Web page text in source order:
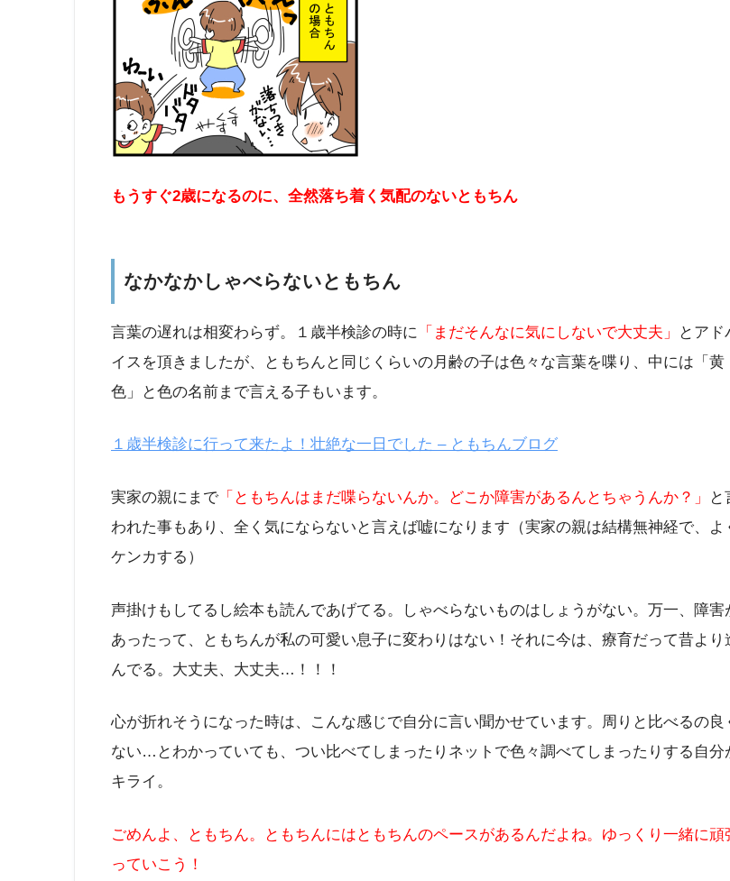
もうすぐ2歳になるのに、全然落ち着く気配のないともちん
なかなかしゃべらないともちん
言葉の遅れは相変わらず。１歳半検診の時に 「まだそんなに気にしないで大丈夫」
とアド
イスを頂きましたが、ともちんと同じくらいの月齢の子は色々な言葉を喋り、中には「黄
色」と色の名前まで言える子もいます。
１歳半検診に行って来たよ！壮絶な一日でした – ともちんブログ
実家の親にまで 「ともちんはまだ喋らないんか。どこか障害があるんとちゃうんか？」
と
われた事もあり、全く気にならないと言えば嘘になります（実家の親は結構無神経で、よ
ケンカする）
声掛けもしてるし絵本も読んであげてる。しゃべらないものはしょうがない。万一、障害
あったって、ともちんが私の可愛い息子に変わりはない！それに今は、療育だって昔より
んでる。大丈夫、大丈夫…！！！
心が折れそうになった時は、こんな感じで自分に言い聞かせています。周りと比べるの良
ない…とわかっていても、つい比べてしまったりネットで色々調べてしまったりする自分
キライ。
ごめんよ、ともちん。ともちんにはともちんのペースがあるんだよね。ゆっくり一緒に頑
っていこう！